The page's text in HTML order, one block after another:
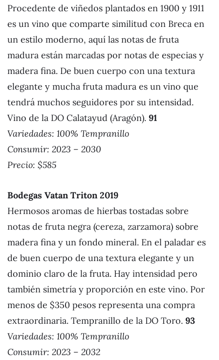
Procedente de viñedos plantados en 1900 y 1911
es un vino que comparte similitud con Breca en
un estilo moderno, aquí las notas de fruta
madura están marcadas por notas de especias y
madera fina. De buen cuerpo con una textura
elegante y mucha fruta madura es un vino que
tendrá muchos seguidores por su intensidad.
Vino de la DO Calatayud (Aragón). 91
Variedades: 100% Tempranillo
Consumir: 2023 – 2030
Precio: $585
Bodegas Vatan Triton 2019
Hermosos aromas de hierbas tostadas sobre
notas de fruta negra (cereza, zarzamora) sobre
madera fina y un fondo mineral. En el paladar es
de buen cuerpo de una textura elegante y un
dominio claro de la fruta. Hay intensidad pero
también simetría y proporción en este vino. Por
menos de $350 pesos representa una compra
extraordinaria. Tempranillo de la DO Toro. 93
Variedades: 100% Tempranillo
Consumir: 2023 – 2032